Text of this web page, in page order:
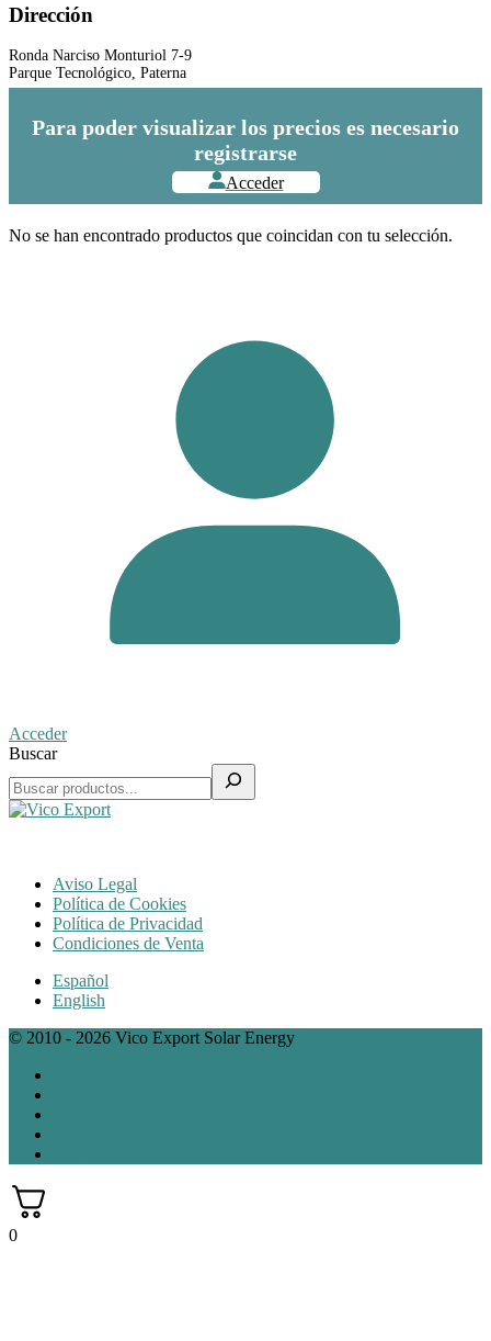
Dirección
Ronda Narciso Monturiol 7-9
Parque Tecnológico, Paterna
Para poder visualizar los precios es necesario
registrarse
Acceder
No se han encontrado productos que coincidan con tu selección.
Acceder
Buscar
Aviso Legal
Política de Cookies
Política de Privacidad
Condiciones de Venta
Español
English
© 2010 - 2026 Vico Export Solar Energy
0